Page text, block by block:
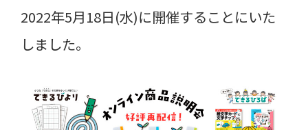
2022年5月18日(水)に開催することにいた
しました。